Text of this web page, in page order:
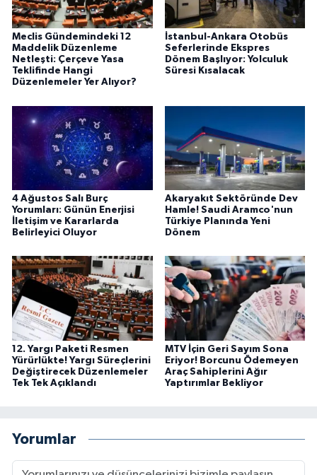
Meclis Gündemindeki 12
Maddelik Düzenleme
Netleşti: Çerçeve Yasa
Teklifinde Hangi
Düzenlemeler Yer Alıyor?
İstanbul-Ankara Otobüs
Seferlerinde Ekspres
Dönem Başlıyor: Yolculuk
Süresi Kısalacak
4 Ağustos Salı Burç
Yorumları: Günün Enerjisi
İletişim ve Kararlarda
Belirleyici Oluyor
Akaryakıt Sektöründe Dev
Hamle! Saudi Aramco'nun
Türkiye Planında Yeni
Dönem
12. Yargı Paketi Resmen
Yürürlükte! Yargı Süreçlerini
Değiştirecek Düzenlemeler
Tek Tek Açıklandı
MTV İçin Geri Sayım Sona
Eriyor! Borcunu Ödemeyen
Araç Sahiplerini Ağır
Yaptırımlar Bekliyor
Yorumlar